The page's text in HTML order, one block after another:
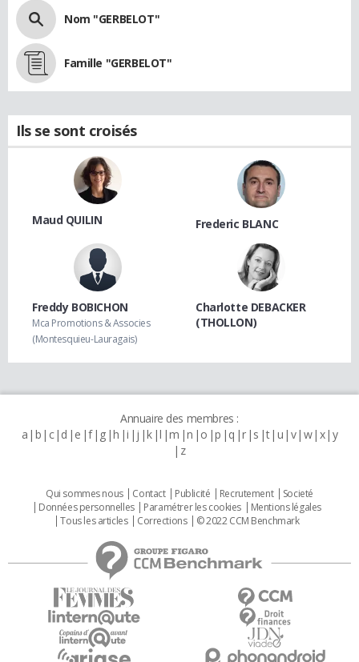
Nom "GERBELOT"
Famille "GERBELOT"
Ils se sont croisés
Maud QUILIN Frederic BLANC
Freddy BOBICHON
Mca Promotions & Associes
(Montesquieu-Lauragais)
Charlotte DEBACKER
(THOLLON)
Annuaire des membres :
a b c d e f g h i j k l m n o p q r s t u v w x y
z
Qui sommes nous Contact Publicité Recrutement
Societé
Données personnelles
Paramétrer les cookies
Mentions légales
Tous les articles
Corrections © 2022 CCM Benchmark